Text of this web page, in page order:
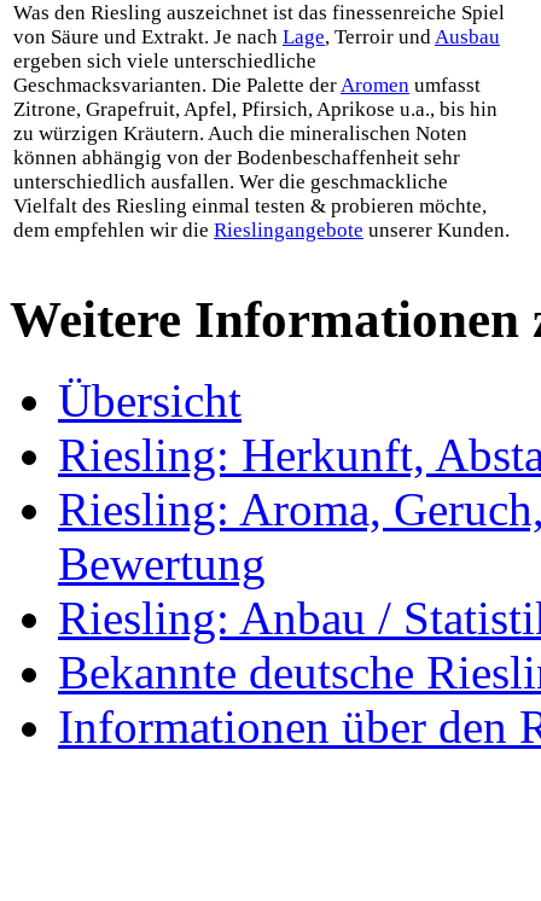
Was den Riesling auszeichnet ist das finessenreiche Spiel
von Säure und Extrakt. Je nach Lage, Terroir undAusbau
ergeben sich viele unterschiedliche
Geschmacksvarianten. Die Palette derAromen umfasst
Zitrone, Grapefruit, Apfel, Pfirsich, Aprikose u.a., bis hin
zu würzigen Kräutern. Auch die mineralischen Noten
können abhängig von der Bodenbeschaffenheit sehr
unterschiedlich ausfallen. Wer die geschmackliche
Vielfalt des Riesling einmal testen & probieren möchte,
dem empfehlen wir die Rieslingangebote unserer Kunden.
Weitere Informationen
Übersicht
Riesling: Herkunft,
Riesling: Aroma,
Bewertung
Riesling: Anbau /
Bekannte deutsche
Informationen über den